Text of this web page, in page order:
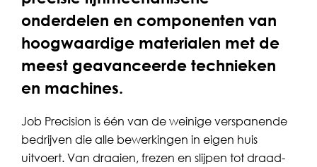
onderdelen en componenten van
hoogwaardige materialen met de
meest geavanceerde technieken
en machines.
Job Precision is één van de weinige verspanende
bedrijven die alle bewerkingen in eigen huis
uitvoert. Van draaien, frezen en slijpen tot draad-